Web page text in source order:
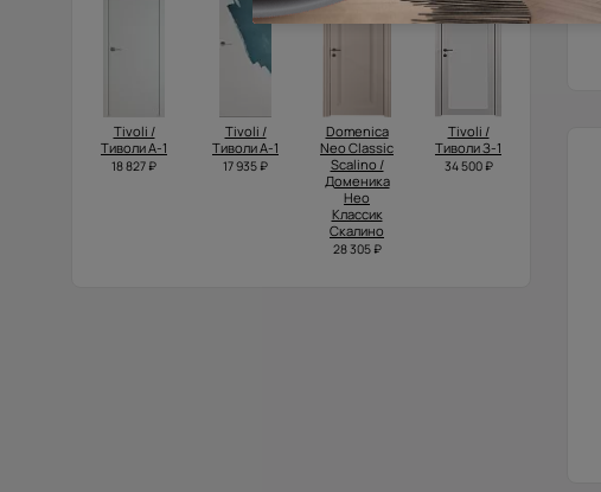
Tivoli /
Тиволи А-1
18 827 ₽
Tivoli /
Тиволи А-1
17 935 ₽
Domenica
Neo Classic
Scalino /
Доменика
Нео
Классик
Скалино
28 305 ₽
Tivoli /
Тиволи З-1
34 500 ₽